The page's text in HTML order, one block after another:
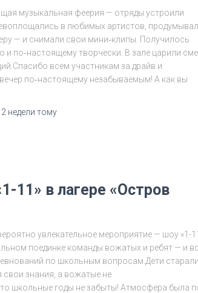
музыкальная феерия — отряды устроили
в любимых артистов,
— и снимали свои мини‑клипы. Получилось
и по‑настоящему творчески. В зале царили
всем участникам за драйв и
по‑настоящему незабываемым! А как вы
2 недели тому
11» в лагере «Остров
увлекательное мероприятие — шоу «1-
поединке команды вожатых и ребят — и
по школьным вопросам.Дети
свои знания, а вожатые не
школьные годы не забыты! Атмосфера была